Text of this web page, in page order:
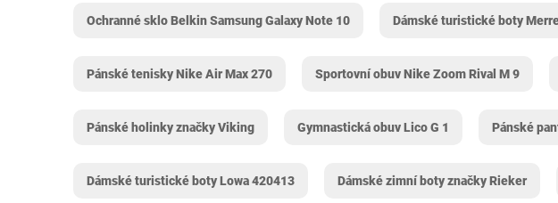
Ochranné sklo Belkin Samsung Galaxy Note 10 Dámské turistické boty
Pánské tenisky Nike Air Max 270 Sportovní obuv Nike Zoom Rival M 9
Pánské holinky značky Viking Gymnastická obuv Lico G 1 Pánské
Dámské turistické boty Lowa 420413 Dámské zimní boty značky Rieker